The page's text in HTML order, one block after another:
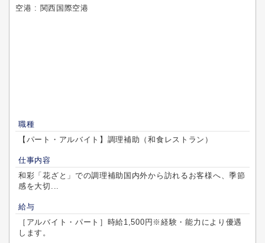
空港 : 関西国際空港
職種
【パート・アルバイト】調理補助（和食レストラン）
仕事内容
和彩「花ざと」での調理補助国内外から訪れるお客様へ、季節
感を大切...
給与
［アルバイト・パート］時給1,500円※経験・能力により優遇
します。